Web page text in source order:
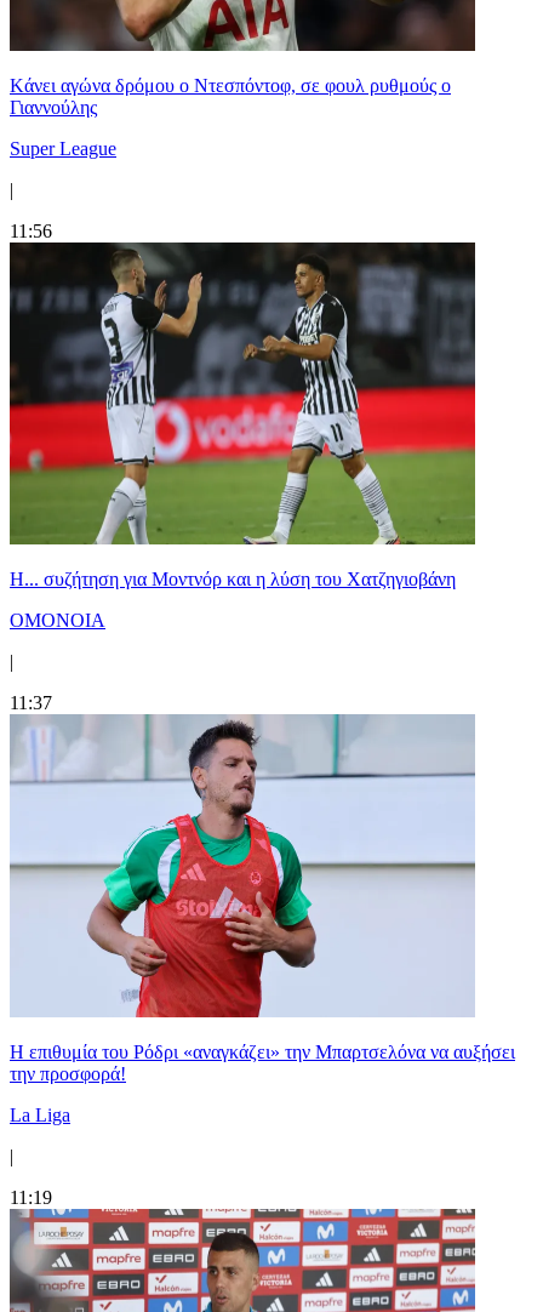
Kάνει αγώνα δρόμου ο Ντεσπόντοφ, σε φουλ ρυθμούς ο
Γιαννούλης
Super League
|
11:56
Η... συζήτηση για Μοντνόρ και η λύση του Χατζηγιοβάνη
ΟΜΟΝΟΙΑ
|
11:37
Η επιθυμία του Ρόδρι «αναγκάζει» την Μπαρτσελόνα να αυξήσει
την προσφορά!
La Liga
|
11:19